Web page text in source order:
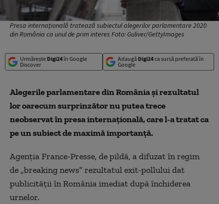
Presa internațională tratează subiectul alegerilor parlamentare 2020
din România ca unul de prim interes Foto: Guliver/GettyImages
Urmărește Digi24în Google
Discover
Adaugă Digi24ca sursă preferată în
Google
Alegerile parlamentare din România și rezultatul
lor oarecum surprinzător nu putea trece
neobservat în presa internațională, care l-a tratat ca
pe un subiect de maximă importanță.
Agenția France-Presse, de pildă, a difuzat în regim
de „breaking news” rezultatul exit-pollului dat
publicității în România imediat după închiderea
urnelor.